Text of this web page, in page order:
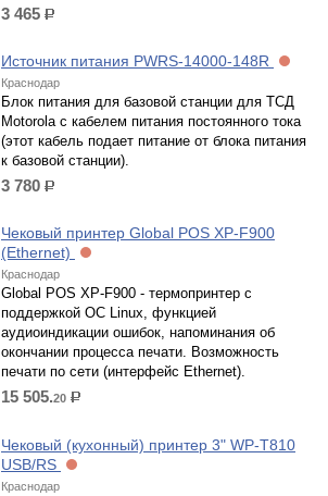
3 465 р.
Источник питания PWRS-14000-148R
Краснодар
Блок питания для базовой станции для ТСД
Motorola с кабелем питания постоянного тока
(этот кабель подает питание от блока питания
к базовой станции).
3 780 р.
Чековый принтер Global POS XP-F900
(Ethernet)
Краснодар
Global POS XP-F900 - термопринтер с
поддержкой ОC Linux, функцией
аудиоиндикации ошибок, напоминания об
окончании процесса печати. Возможность
печати по сети (интерфейс Ethernet).
15 505.20 р.
Чековый (кухонный) принтер 3" WP-T810
USB/RS
Краснодар